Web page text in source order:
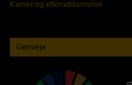
Kurser og efteruddannelse
Genveje